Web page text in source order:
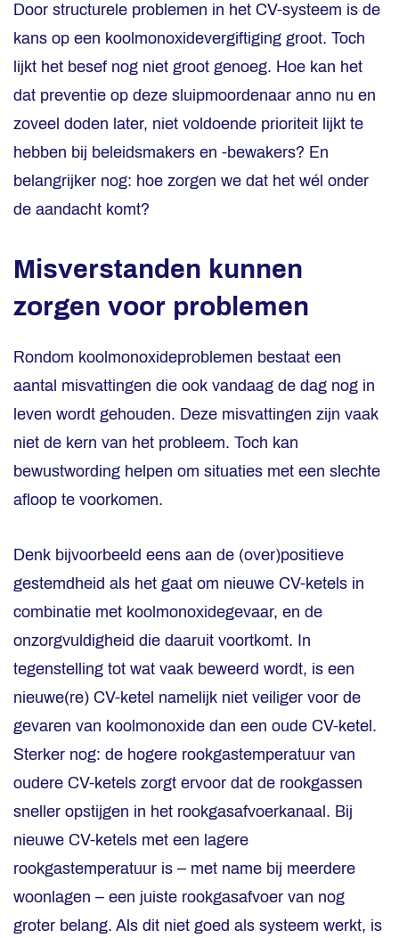
Door structurele problemen in het CV-systeem is de
kans op een koolmonoxidevergiftiging groot. Toch
lijkt het besef nog niet groot genoeg. Hoe kan het
dat preventie op deze sluipmoordenaar anno nu en
zoveel doden later, niet voldoende prioriteit lijkt te
hebben bij beleidsmakers en -bewakers? En
belangrijker nog: hoe zorgen we dat het wél onder
de aandacht komt?
Misverstanden kunnen
zorgen voor problemen
Rondom koolmonoxideproblemen bestaat een
aantal misvattingen die ook vandaag de dag nog in
leven wordt gehouden. Deze misvattingen zijn vaak
niet de kern van het probleem. Toch kan
bewustwording helpen om situaties met een slechte
afloop te voorkomen.
Denk bijvoorbeeld eens aan de (over)positieve
gestemdheid als het gaat om nieuwe CV-ketels in
combinatie met koolmonoxidegevaar, en de
onzorgvuldigheid die daaruit voortkomt. In
tegenstelling tot wat vaak beweerd wordt, is een
nieuwe(re) CV-ketel namelijk niet veiliger voor de
gevaren van koolmonoxide dan een oude CV-ketel.
Sterker nog: de hogere rookgastemperatuur van
oudere CV-ketels zorgt ervoor dat de rookgassen
sneller opstijgen in het rookgasafvoerkanaal. Bij
nieuwe CV-ketels met een lagere
rookgastemperatuur is – met name bij meerdere
woonlagen – een juiste rookgasafvoer van nog
groter belang. Als dit niet goed als systeem werkt, is